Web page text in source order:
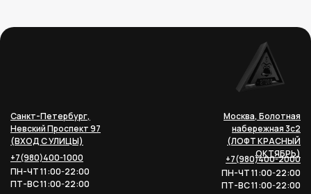
Санкт-Петербург,
Невский Проспект 97
(ВХОД С УЛИЦЫ)
+7(980)400-1000
ПН-ЧТ 11:00-22:00
ПТ-ВС 11:00-22:00
Москва, Болотная
набережная 3с2
(ЛОФТ КРАСНЫЙ
ОКТЯБРЬ)
+7(980)400-2000
ПН-ЧТ 11:00-22:00
ПТ-ВС 11:00-22:00